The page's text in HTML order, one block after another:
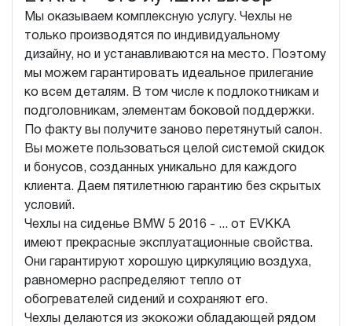
Мы оказываем комплексную услугу. Чехлы не
только производятся по индивидуальному
дизайну, но и устанавливаются на место. Поэтому
мы можем гарантировать идеальное прилегание
ко всем деталям. В том числе к подлокотникам и
подголовникам, элементам боковой поддержки.
По факту вы получите заново перетянутый салон.
Вы можете пользоваться целой системой скидок
и бонусов, созданных уникально для каждого
клиента. Даем пятилетнюю гарантию без скрытых
условий.
Чехлы на сиденье BMW 5 2016 - ... от EVKKA
имеют прекрасные эксплуатационные свойства.
Они гарантируют хорошую циркуляцию воздуха,
равномерно распределяют тепло от
обогревателей сидений и сохраняют его.
Чехлы делаются из экокожи обладающей рядом